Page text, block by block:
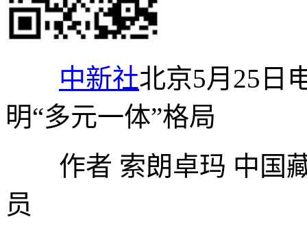
中新社北京5月25日
明“多元一体”格局
作者 索朗卓玛 中国藏
员